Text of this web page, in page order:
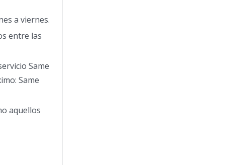
a viernes.
entre las
Same
Same
aquellos